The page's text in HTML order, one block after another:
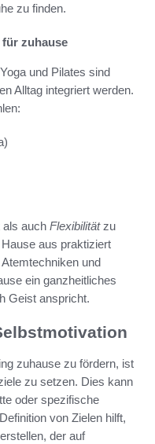
zu finden.
zuhause
und Pilates sind
Alltag integriert werden.
als auch Flexibilitätzu
aus praktiziert
und
ein ganzheitliches
Geist anspricht.
zuhause zu fördern, ist
zu setzen. Dies kann
oder spezifische
von Zielen hilft,
der auf